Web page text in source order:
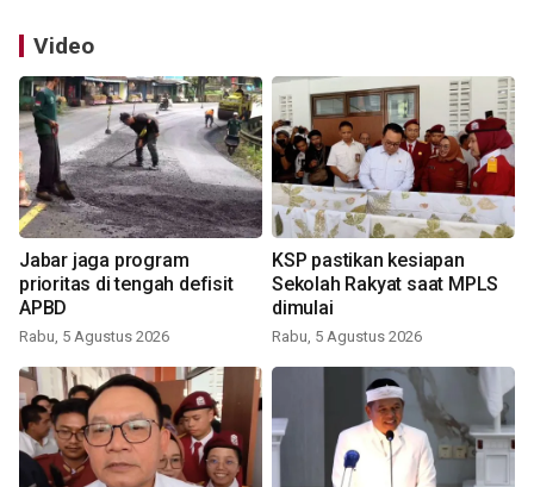
Video
Jabar jaga program
prioritas di tengah defisit
APBD
Rabu, 5 Agustus 2026
KSP pastikan kesiapan
Sekolah Rakyat saat MPLS
dimulai
Rabu, 5 Agustus 2026